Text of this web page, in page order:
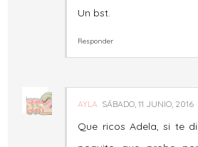
Un bst.
Responder
AYLA SÁBADO, 11 JUNIO, 2016
Que ricos Adela, si te